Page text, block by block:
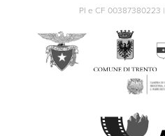
PI e CF 00387380223 |